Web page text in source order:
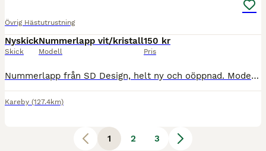
Övrig Hästutrustning
Nyskick
Skick
Nummerlapp vit/kristall
Modell
150 kr
Pris
Nummerlapp från SD Design, helt ny och oöppnad. Modell Vit/Kristall med silvriga kristaller runt kanten. Säljes för 150 kr frakt.😊
Kareby (127.4km)
1 2 3